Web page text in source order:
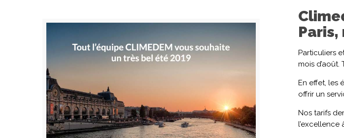
Particuliers
mois
En effet, les
offrir un
Nos tarifs
l’excellence